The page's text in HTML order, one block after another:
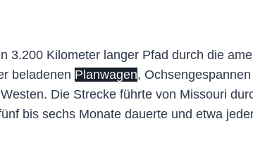
3.200 Kilometer langer Pfad durch die
beladenen Planwagen,
Die Strecke führte von Missouri
bis sechs Monate dauerte und etwa